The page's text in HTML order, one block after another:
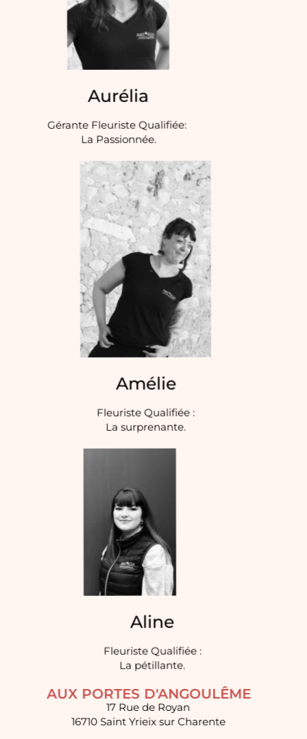
Aurélia
Gérante Fleuriste Qualifiée:
La Passionnée.
Amélie
Fleuriste Qualifiée :
La surprenante.​
Aline
Fleuriste Qualifiée :
La pétillante.​
AUX PORTES D'ANGOULÊME
17 Rue de Royan
16710 Saint Yrieix sur Charente